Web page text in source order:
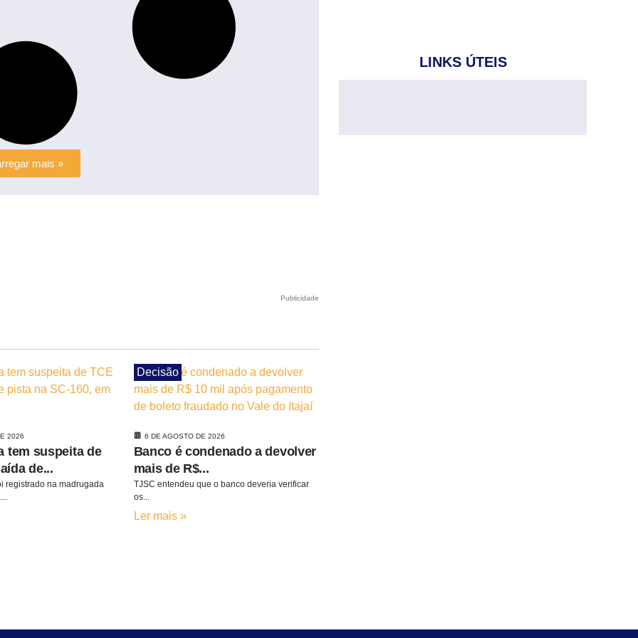
mais »
Publicidade
2026
tem suspeita de
de...
registrado na madrugada
Decisão
6 DE AGOSTO DE 2026
Banco é condenado a devolver
mais de R$...
TJSC entendeu que o banco deveria verificar
os...
Ler mais »
LINKS ÚTEIS